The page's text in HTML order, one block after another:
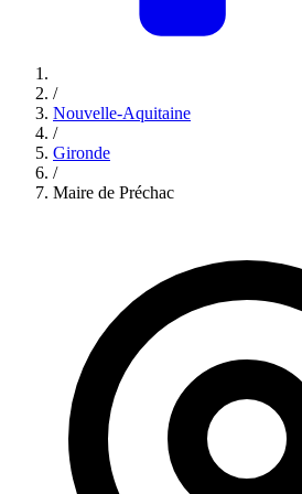
/
Nouvelle-Aquitaine
/
Gironde
/
Maire de Préchac